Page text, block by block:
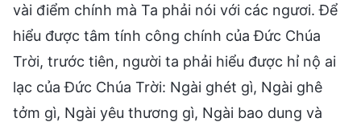
vài điểm chính mà Ta phải nói với các ngươi. Để
hiểu được tâm tính công chính của Đức Chúa
Trời, trước tiên, người ta phải hiểu được hỉ nộ ai
lạc của Đức Chúa Trời: Ngài ghét gì, Ngài ghê
tởm gì, Ngài yêu thương gì, Ngài bao dung và